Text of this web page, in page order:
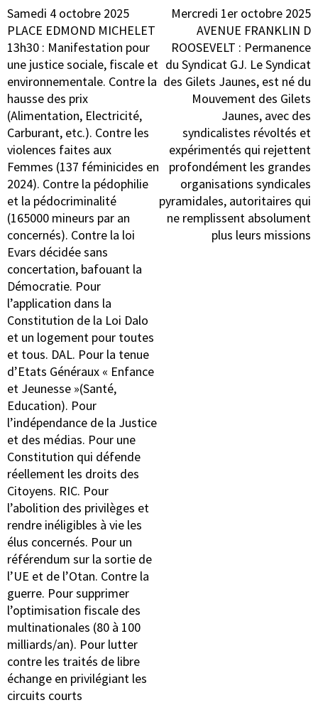
Navigation
de
l’article
Samedi 4 octobre 2025
PLACE EDMOND MICHELET
13h30 : Manifestation pour
une justice sociale, fiscale et
environnementale. Contre la
hausse des prix
(Alimentation, Electricité,
Carburant, etc.). Contre les
violences faites aux
Femmes (137 féminicides en
2024). Contre la pédophilie
et la pédocriminalité
(165000 mineurs par an
concernés). Contre la loi
Evars décidée sans
concertation, bafouant la
Démocratie. Pour
l’application dans la
Constitution de la Loi Dalo
et un logement pour toutes
et tous. DAL. Pour la tenue
d’Etats Généraux « Enfance
et Jeunesse »(Santé,
Education). Pour
l’indépendance de la Justice
et des médias. Pour une
Constitution qui défende
réellement les droits des
Citoyens. RIC. Pour
l’abolition des privilèges et
rendre inéligibles à vie les
élus concernés. Pour un
référendum sur la sortie de
l’UE et de l’Otan. Contre la
guerre. Pour supprimer
l’optimisation fiscale des
multinationales (80 à 100
milliards/an). Pour lutter
contre les traités de libre
échange en privilégiant les
circuits courts
Mercredi 1er octobre 2025
AVENUE FRANKLIN D
ROOSEVELT : Permanence
du Syndicat GJ. Le Syndicat
des Gilets Jaunes, est né du
Mouvement des Gilets
Jaunes, avec des
syndicalistes révoltés et
expérimentés qui rejettent
profondément les grandes
organisations syndicales
pyramidales, autoritaires qui
ne remplissent absolument
plus leurs missions